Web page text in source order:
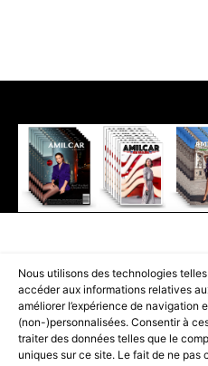
Nous utilisons des technologies
accéder aux informations relatives
améliorer l’expérience de navigation
(non-)personnalisées. Consentir à
traiter des données telles que le
uniques sur ce site. Le fait de ne pas
PART OF THEAMILCAR
AGENCE
ACCUEIL BEST OF
SHOPPING &